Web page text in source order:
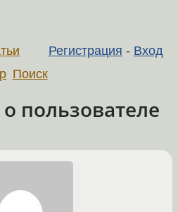
Регистрация - Вход
Поиск
пользователе